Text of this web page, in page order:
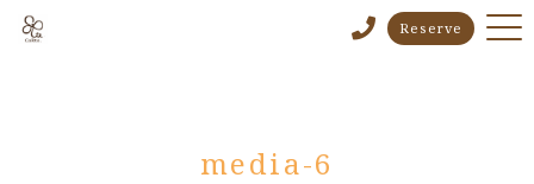
Reserve
media-6